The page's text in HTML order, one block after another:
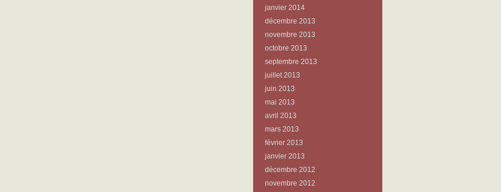
janvier 2014
décembre 2013
novembre 2013
octobre 2013
septembre 2013
juillet 2013
juin 2013
mai 2013
avril 2013
mars 2013
février 2013
janvier 2013
décembre 2012
novembre 2012